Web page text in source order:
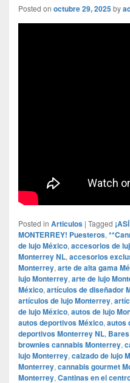
Posted on octubre 29, 2025by
Posted in Articulos | Tagged
MONTERREY! Puesteros,
de lujo México, accesorios de
Monterrey NL, accesorios
Monterrey, arte de alta gama
lujo Monterrey, arte de lujo
México, artículos de diseñador
artículos de lujo Monterrey,
de lujo México, autos de lujo
autos deportivos México, autos
deportivos Monterrey NL, Bares
brownies cannabis Monterrey,
lujo Monterrey, calzado de lujo
Monterrey, cannabis gourmet
Monterrey, Cantinas en el